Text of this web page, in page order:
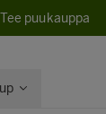
Tee puukauppa